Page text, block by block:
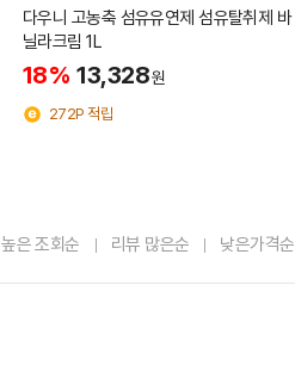
다우니 고농축 섬유유연제 섬유탈취제 바
닐라크림 1L
18% 13,328원
272P 적립
높은 조회순 리뷰 많은순 낮은가격순